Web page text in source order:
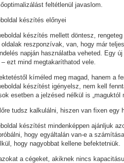
feltétlenül javaslom.
készítés előnyei
készítés mellett döntesz,
reszponzívak, van, hogy már
napján használatba veheted. Egy
ezt mind megtakaríthatod vele.
kíméled meg magad, hanem a
készítést igényelsz, nem kell
esetben a jelzésed nélkül is „maguktól
tudsz kalkulálni, hiszen van fixen egy
készítést mindenképpen ajánljuk
hogy egyáltalán van-e a
hogy nagyobbat kellene befektetniük.
a cégeket, akiknek nincs